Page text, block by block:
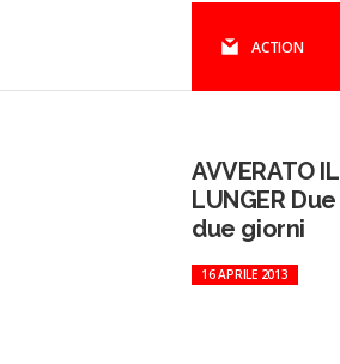
ACTION
AVVERATO
LUNGER
due giorni
16 APRILE 2013